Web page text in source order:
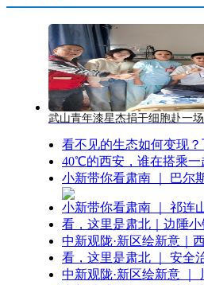
武山青年漆星杰捐干细胞赴一
看不见的生态如何变现
40℃的西安，谁在搭乘
小新带你看肃南 ｜ 巴尔
小新带你看肃南 ｜ 祁连
看，这里是肃北｜边陲小
中新观陇·新区绘新意｜
看，这里是肃北 ｜ 安全
中新观陇·新区绘新意 ｜